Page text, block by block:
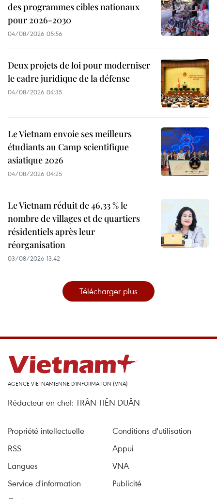
des programmes cibles nationaux
pour 2026-2030
04/08/2026 05:56
Deux projets de loi pour moderniser
le cadre juridique de la défense
04/08/2026 04:35
Le Vietnam envoie ses meilleurs
étudiants au Camp scientifique
asiatique 2026
04/08/2026 04:25
Le Vietnam réduit de 46,33 % le
nombre de villages et de quartiers
résidentiels après leur
réorganisation
03/08/2026 13:42
Télécharger plus
AGENCE VIETNAMIENNE D'INFORMATION (VNA)
Rédacteur en chef: TRÂN TIÊN DUÂN
Propriété intellectuelle
Conditions d'utilisation
RSS
Appui
Langues
VNA
Service d'information
Publicité